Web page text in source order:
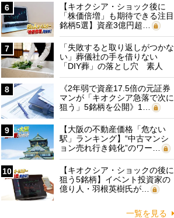
6
【キオクシア・ショック後に
「株価倍増」も期待できる注目
銘柄5選】資産3億円超…
7
「失敗すると取り返しがつかな
い」葬儀社の手を借りない
「DIY葬」の落とし穴 素人
に…
8
《2年弱で資産17.5倍の元証券
マンが「キオクシア急落で次に
狙う」5銘柄を公開》1…
9
【大阪の不動産価格「危ない
駅」ランキング】“中古マンシ
ョン売れ行き鈍化”のワー…
10
【キオクシア・ショックの後に
狙う5銘柄】イベント投資家の
億り人・羽根英樹氏が…
一覧を見る